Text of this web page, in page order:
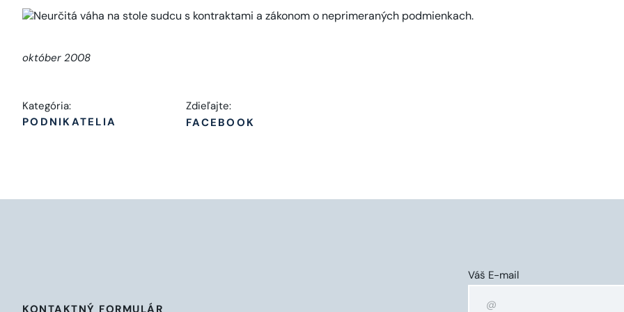
október 2008
Kategória:
PODNIKATELIA
Zdieľajte:
FACEBOOK
KONTAKTNÝ FORMULÁR
Váš E-mail